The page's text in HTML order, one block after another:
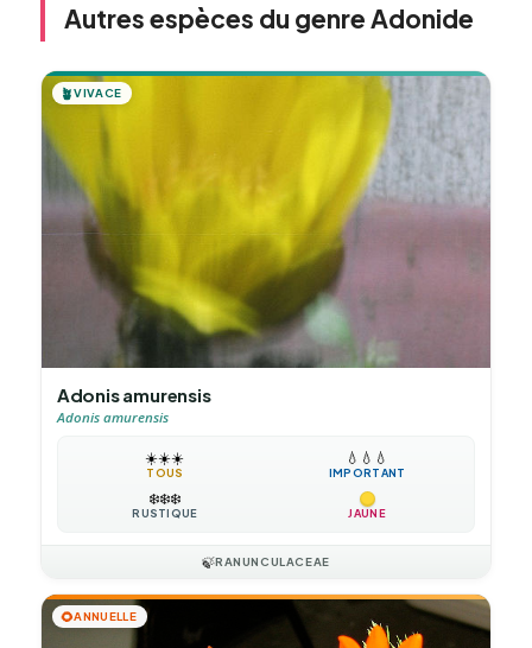
Autres espèces du genre Adonide
🪴VIVACE
Adonis amurensis
Adonis amurensis
☀️☀️☀️
TOUS
💧 💧 💧
IMPORTANT
❄️❄️❄️
RUSTIQUE JAUNE
🍃RANUNCULACEAE
🌻ANNUELLE